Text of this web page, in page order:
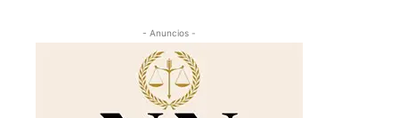
- Anuncios -